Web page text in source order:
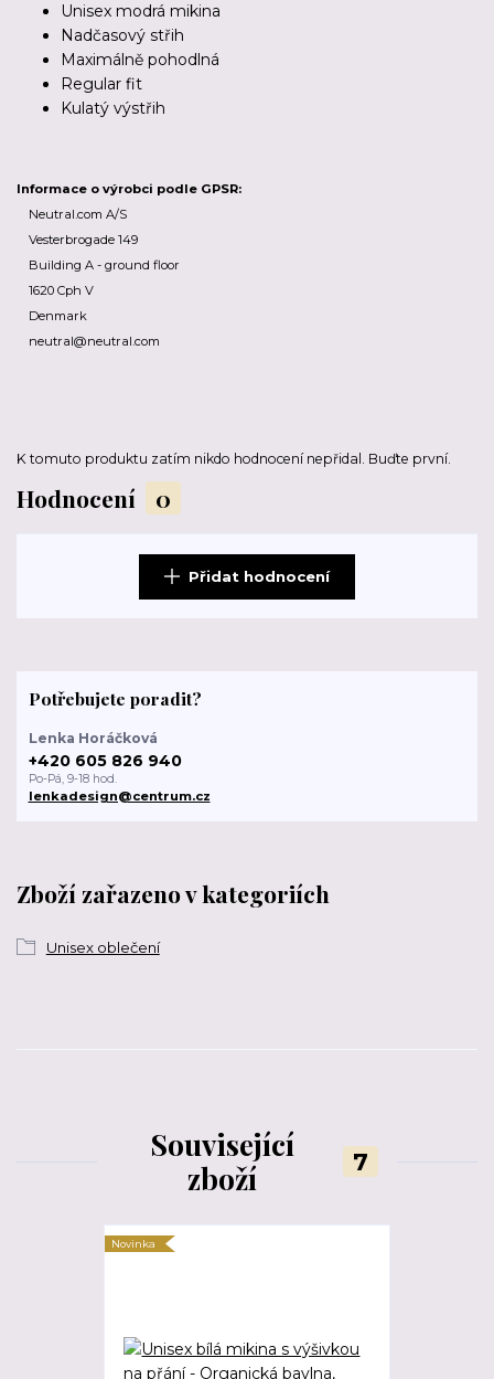
Unisex modrá mikina
Nadčasový střih
Maximálně pohodlná
Regular fit
Kulatý výstřih
Informace o výrobci podle GPSR:
Neutral.com A/S
Vesterbrogade 149
Building A - ground floor
1620 Cph V
Denmark
neutral@neutral.com
Hodnocení 0
K tomuto produktu zatím nikdo hodnocení nepřidal. Buďte první.
Přidat hodnocení
Zboží zařazeno v kategoriích
Unisex oblečení
Potřebujete poradit?
Lenka Horáčková
+420 605 826 940
Po-Pá, 9-18 hod.
lenkadesign@centrum.cz
Související
zboží
7
Novinka